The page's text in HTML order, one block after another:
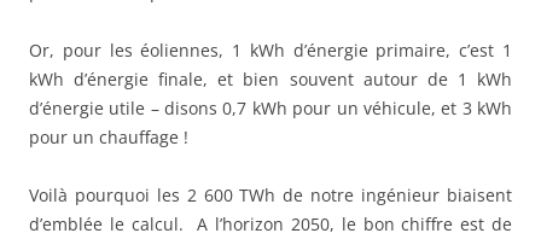
Or, pour les éoliennes, 1 kWh d’énergie primaire, c’est 1
kWh d’énergie finale, et bien souvent autour de 1 kWh
d’énergie utile – disons 0,7 kWh pour un véhicule, et 3 kWh
pour un chauffage !
Voilà pourquoi les 2 600 TWh de notre ingénieur biaisent
d’emblée le calcul. A l’horizon 2050, le bon chiffre est de